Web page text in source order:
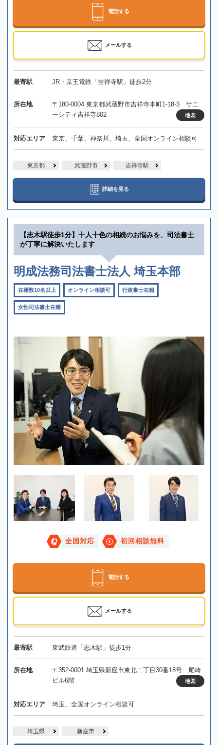
電話する
メールする
最寄駅 JR・京王電鉄「吉祥寺駅」徒歩2分
所在地
〒180-0004 東京都武蔵野市吉祥寺本町1-18-3 サニ
ーシティ吉祥寺802
地図
対応エリア 東京、千葉、神奈川、埼玉、全国オンライン相談可
東京都 武蔵野市 吉祥寺駅
詳細を見る
【志木駅徒歩1分】十人十色の相続のお悩みを、司法書士
が丁寧に解決いたします
明成法務司法書士法人 埼玉本部
在籍数10名以上 オンライン相談可 行政書士在籍
女性司法書士在籍
全国対応 初回相談無料
電話する
メールする
最寄駅 東武鉄道「志木駅」徒歩1分
所在地
〒352-0001 埼玉県新座市東北二丁目30番18号 尾崎
ビル6階
地図
対応エリア 埼玉、全国オンライン相談可
埼玉県 新座市